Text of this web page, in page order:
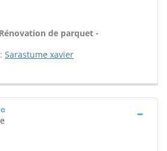
de parquet -
Sarastume xavier